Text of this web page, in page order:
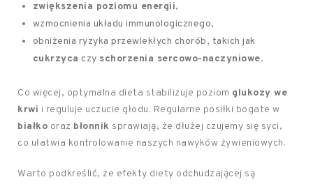
zwiększenia poziomu energii,
wzmocnienia układu immunologicznego,
obniżenia ryzyka przewlekłych chorób, takich jak
cukrzyca czy schorzenia sercowo-naczyniowe.
Co więcej, optymalna dieta stabilizuje poziom glukozy we
krwi i reguluje uczucie głodu. Regularne posiłki bogate w
białko oraz błonnik sprawiają, że dłużej czujemy się syci,
co ułatwia kontrolowanie naszych nawyków żywieniowych.
Warto podkreślić, że efekty diety odchudzającej są